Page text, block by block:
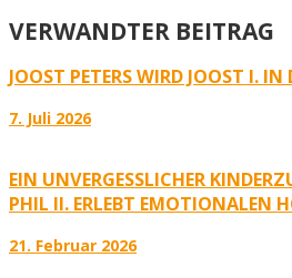
VERWANDTER BEITRAG
JOOST PETERS WIRD JOOST I.
7. Juli 2026
EIN UNVERGESSLICHER
PHIL II. ERLEBT EMOTIONALEN
21. Februar 2026